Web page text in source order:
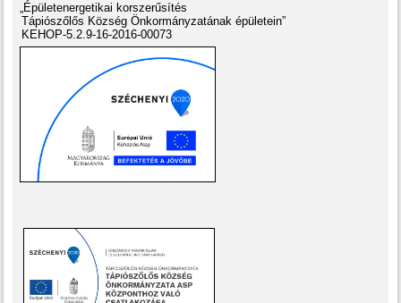
„Épületenergetikai korszerűsítés
Tápiószőlős Község Önkormányzatának épületein”
KEHOP-5.2.9-16-2016-00073